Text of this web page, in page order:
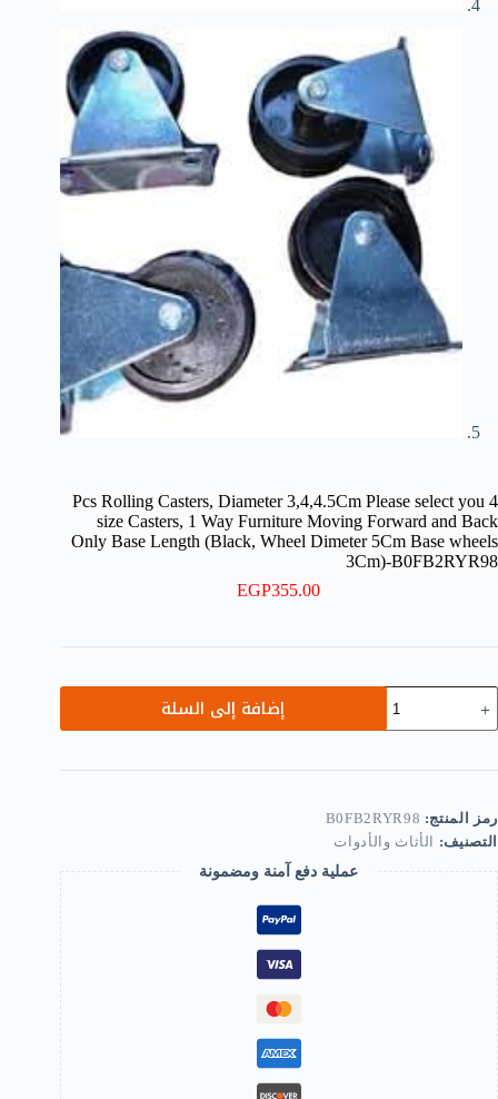
4 Pcs Rolling Casters, Diameter 3,4,4.5Cm Please select you
size Casters, 1 Way Furniture Moving Forward and Back
Only Base Length (Black, Wheel Dimeter 5Cm Base wheels
3Cm)-B0FB2RYR98
EGP355.00
Pcs
Casters,
3,4,4.5Cm
Please
select
size
Casters,
1
Way
Furniture
Moving
Forward
and
Back
Only
Base
Length
إضافة إلى السلة
رمز المنتج: B0FB2RYR98
التصنيف:
الأثاث والأدوات
عملية دفع آمنة ومضمونة